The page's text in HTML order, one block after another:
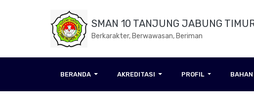
SMAN 10 TANJUNG JABUNG
Berkarakter, Berwawasan, Beriman
BERANDA AKREDITASI PROFIL